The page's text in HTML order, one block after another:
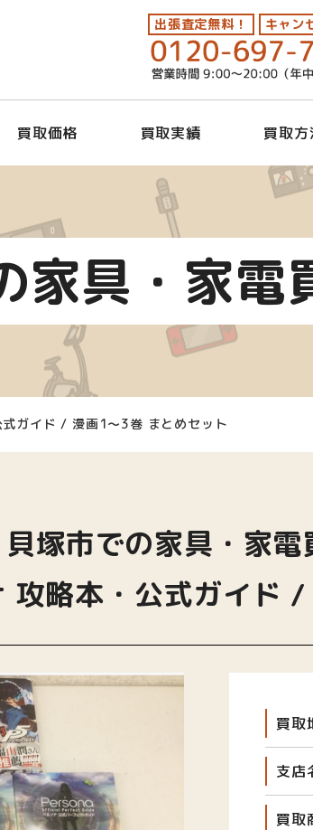
出張査定無料！ キャン
買取価格 買取実績 買取方
家具・家電
式ガイド / 漫画1〜3巻 まとめセット
貝塚市での家具・家電
攻略本・公式ガイド
買取
支店
買取